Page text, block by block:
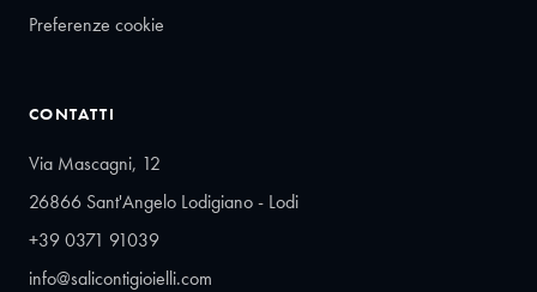
Preferenze cookie
CONTATTI
Via Mascagni, 12
26866 Sant'Angelo Lodigiano - Lodi
+39 0371 91039
info@salicontigioielli.com